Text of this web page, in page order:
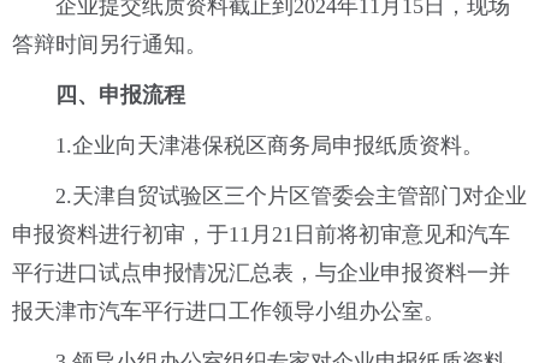
企业提交纸质资料截止到2024年11月15日，现场
答辩时间另行通知。
四、申报流程
1.企业向天津港保税区商务局申报纸质资料。
2.天津自贸试验区三个片区管委会主管部门对企业
申报资料进行初审，于11月21日前将初审意见和汽车
平行进口试点申报情况汇总表，与企业申报资料一并
报天津市汽车平行进口工作领导小组办公室。